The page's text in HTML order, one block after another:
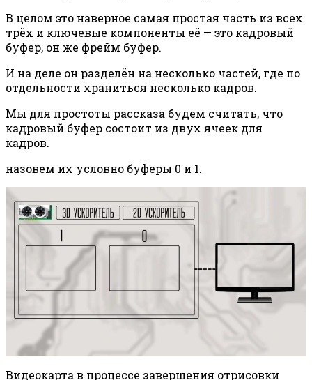
В целом это наверное самая простая часть из всех
трёх и ключевые компоненты её — это кадровый
буфер, он же фрейм буфер.
И на деле он разделён на несколько частей, где по
отдельности храниться несколько кадров.
Мы для простоты рассказа будем считать, что
кадровый буфер состоит из двух ячеек для
кадров.
назовем их условно буферы 0 и 1.
Видеокарта в процессе завершения отрисовки